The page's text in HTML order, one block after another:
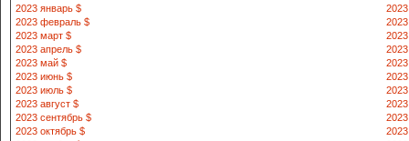
2023 январь $
2023 февраль $
2023 март $
2023 апрель $
2023 май $
2023 июнь $
2023 июль $
2023 август $
2023
2023 сентябрь $
2023 октябрь $